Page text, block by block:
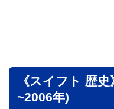
《スイフト 歴
~2006年)